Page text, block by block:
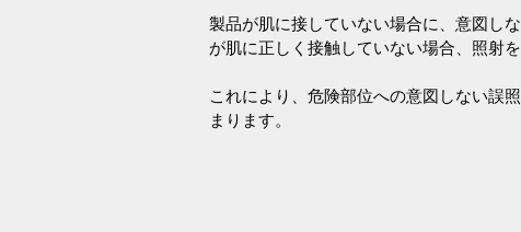
製品が肌に接していない場合に、意図し
が肌に正しく接触していない場合、照射
これにより、危険部位への意図しない誤
まります。